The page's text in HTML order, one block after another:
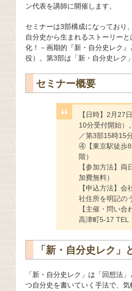
ン代表を講師に開催します。
セミナーは3部構成になっており
自分史から生まれるストーリー
化！－画期的『新・自分史レク
役）。第3部は「新・自分史レク
セミナー概要
【日時】2月
10分受付開始）
／第3部15時15
④【東京駅徒歩8
階）
【参加方法】
加費無料）
【申込方法】
社住所を明記の
【主催・問い
高津町5-17 TEL
「新・自分史レク」
「新・自分史レク」は「回想法
つ自分史を書いていく手法で、